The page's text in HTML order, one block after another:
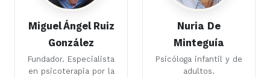
Miguel Ángel Ruiz
González
Fundador. Especialista
en psicoterapia por la
Nuria De
Minteguía
Psicóloga infantil y de
adultos.